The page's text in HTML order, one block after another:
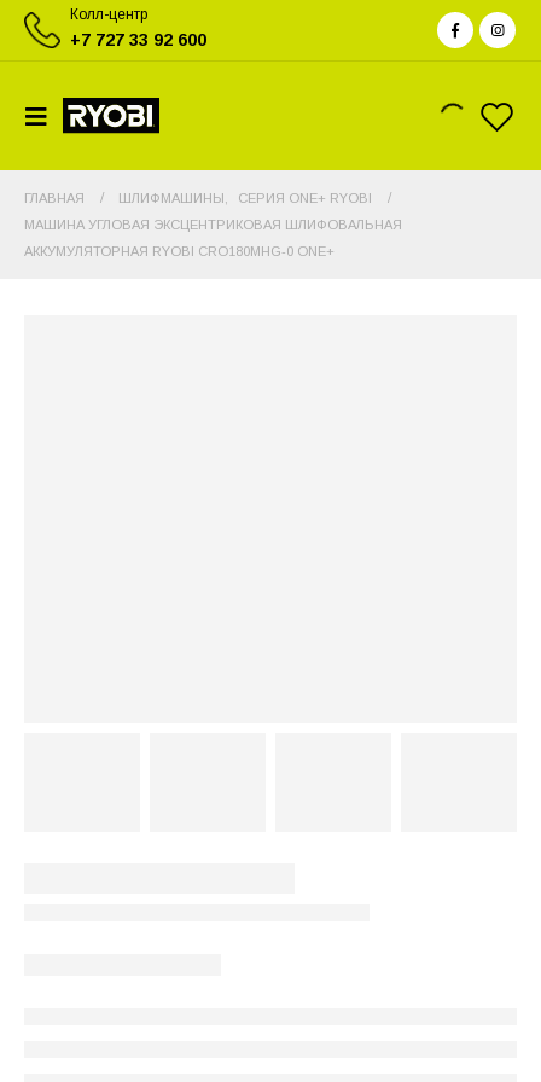
Колл-центр
+7 727 33 92 600
ГЛАВНАЯ ШЛИФМАШИНЫ
СЕРИЯ ONE+ RYOBI
МАШИНА УГЛОВАЯ ЭКСЦЕНТРИКОВАЯ ШЛИФОВАЛЬНАЯ
АККУМУЛЯТОРНАЯ RYOBI CRO180MHG-0 ONE+